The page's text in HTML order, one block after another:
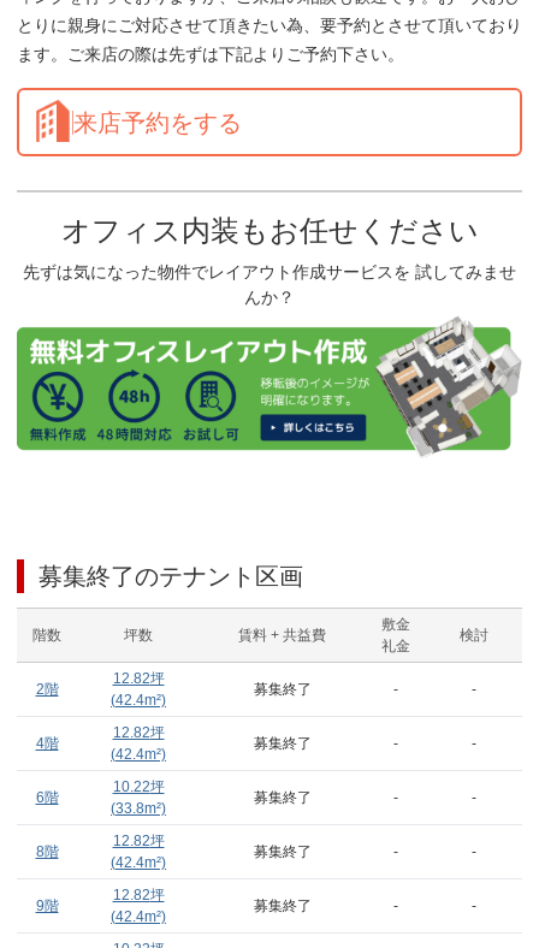
とりに親身にご対応させて頂きたい為、要予約とさせて頂いており
ます。ご来店の際は先ずは下記よりご予約下さい。
来店予約をする
オフィス内装もお任せください
先ずは気になった物件でレイアウト作成サービスを 試してみませ
んか？
募集終了のテナント区画
階数 坪数 賃料 + 共益費
敷金
礼金
検討
2階
12.82坪
(42.4m²)
募集終了 - -
4階
12.82坪
(42.4m²)
募集終了 - -
6階
10.22坪
(33.8m²)
募集終了 - -
8階
12.82坪
(42.4m²)
募集終了 - -
9階
12.82坪
(42.4m²)
募集終了 - -